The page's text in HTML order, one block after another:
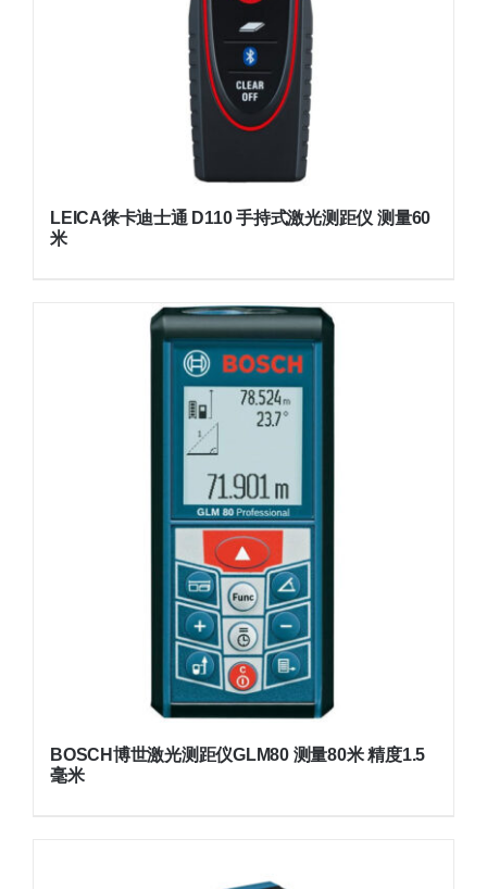
LEICA徕卡迪士通 D110 手持式激光测距仪 测量60
米
BOSCH博世激光测距仪GLM80 测量80米 精度1.5
毫米